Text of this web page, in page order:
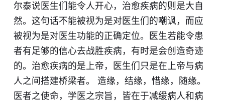
尔泰说医生们能令人开心，治愈疾病的则是大自
然。这句话不能被视为是对医生们的嘲讽，而应
被视为是对医生功能的正确定位。医生若能令患
者有足够的信心去战胜疾病，有时是会创造奇迹
的。治愈疾病的是上帝，医生们只是在上帝与病
人之间搭建桥梁者。 造缘，结缘，惜缘，随缘。
医者之使命，学医之宗旨，皆在于减缓病人和病